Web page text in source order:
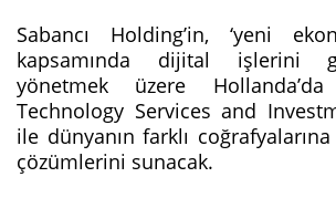
Sabancı Holding’in, ‘yeni
kapsamında dijital işlerini
yönetmek üzere
Technology Services and
ile dünyanın farklı
çözümlerini sunacak.